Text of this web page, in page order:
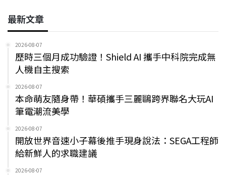
最新文章
2026-08-07
歷時三個月成功驗證！Shield AI 攜手中科院完成無
人機自主搜索
2026-08-07
本命萌友隨身帶！華碩攜手三麗鷗跨界聯名大玩AI
筆電潮流美學
2026-08-07
開放世界音速小子幕後推手現身說法：SEGA工程師
給新鮮人的求職建議
2026-08-07